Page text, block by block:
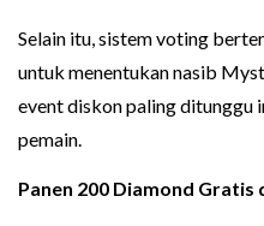
Selain itu, sistem voting
untuk menentukan nasib
event diskon paling ditunggu
pemain.
Panen 200 Diamond Gratis